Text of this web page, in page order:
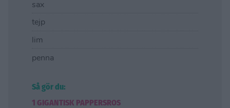
sax
tejp
lim
penna
Så gör du:
1 GIGANTISK PAPPERSROS